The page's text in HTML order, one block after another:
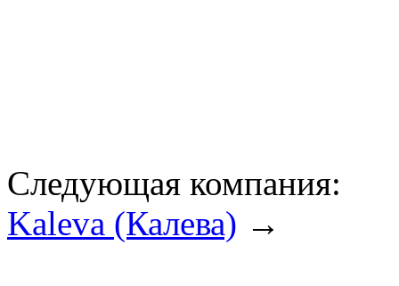
Следующая компания:
Kaleva (Калева) →